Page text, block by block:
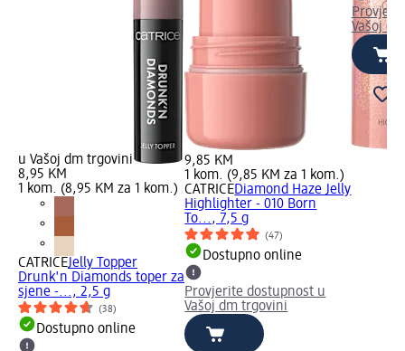
u Vašoj dm trgovini
8,95 KM
1 kom. (8,95 KM za 1 kom.)
CATRICEJelly Topper
Drunk'n Diamonds toper za
sjene -..., 2,5 g
(38)
Dostupno online
9,85 KM
1 kom. (9,85 KM za 1 kom.)
CATRICEDiamond Haze Jelly
Highlighter - 010 Born
To..., 7,5 g
(47)
Dostupno online
Provjerite dostupnost u
Vašoj dm trgovini
Vašoj